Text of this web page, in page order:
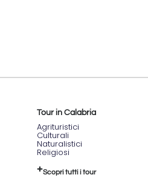
Tour in Calabria
Agrituristici
Culturali
Naturalistici
Religiosi
Scopri tutti i tour